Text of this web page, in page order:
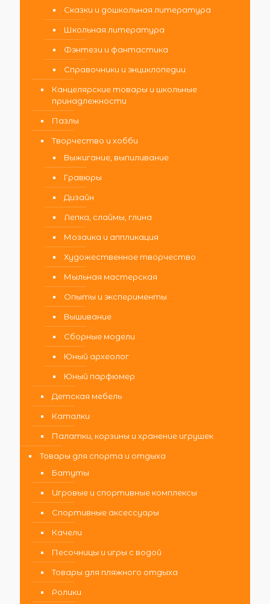
Сказки и дошкольная литература
Школьная литература
Фэнтези и фантастика
Справочники и энциклопедии
Канцелярские товары и школьные
принадлежности
Пазлы
Творчество и хобби
Выжигание, выпиливание
Гравюры
Дизайн
Лепка, слаймы, глина
Мозаика и аппликация
Художественное творчество
Мыльная мастерская
Опыты и эксперименты
Вышивание
Сборные модели
Юный археолог
Юный парфюмер
Детская мебель
Каталки
Палатки, корзины и хранение игрушек
Товары для спорта и отдыха
Батуты
Игровые и спортивные комплексы
Спортивные аксессуары
Качели
Песочницы и игры с водой
Товары для пляжного отдыха
Ролики